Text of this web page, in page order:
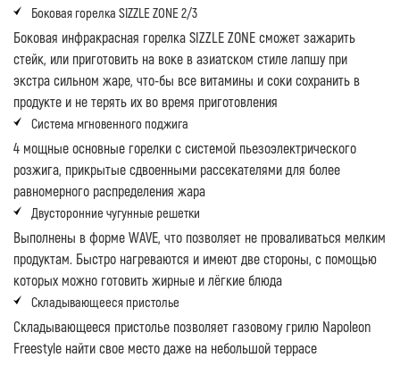
Боковая горелка SIZZLE ZONE 2/3
Боковая инфракрасная горелка SIZZLE ZONE сможет зажарить
стейк, или приготовить на воке в азиатском стиле лапшу при
экстра сильном жаре, что-бы все витамины и соки сохранить в
продукте и не терять их во время приготовления
Система мгновенного поджига
4 мощные основные горелки с системой пьезоэлектрического
розжига, прикрытые сдвоенными рассекателями для более
равномерного распределения жара
Двусторонние чугунные решетки
Выполнены в форме WAVE, что позволяет не проваливаться мелким
продуктам. Быстро нагреваются и имеют две стороны, с помощью
которых можно готовить жирные и лёгкие блюда
Складывающееся пристолье
Складывающееся пристолье позволяет газовому грилю Napoleon
Freestyle найти свое место даже на небольшой террасе